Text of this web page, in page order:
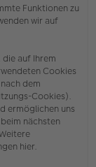
Funktionen zu
wir auf
auf Ihrem
Cookies
dem
Cookies).
ermöglichen uns
nächsten
hier.